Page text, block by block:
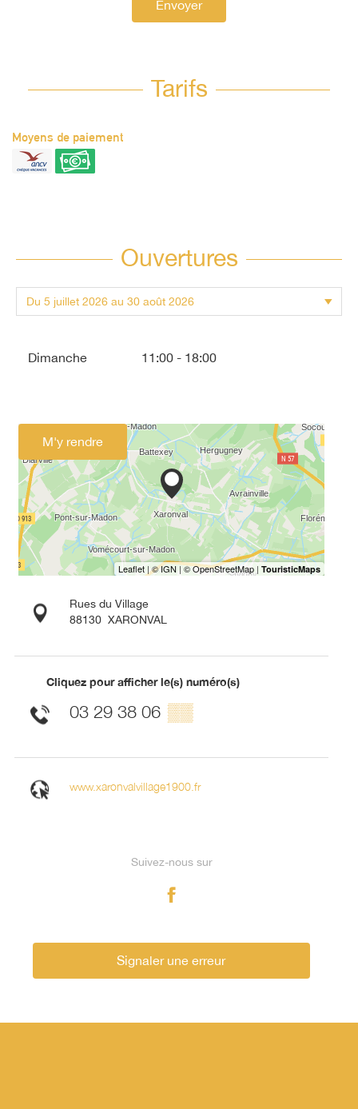
Envoyer
Tarifs
Moyens de paiement
Ouvertures
Dimanche 11:00 - 18:00
M'y rendre
Rues du Village
88130 XARONVAL
Cliquez pour afficher le(s) numéro(s)
03 29 38 06 ▒▒
www.xaronvalvillage1900.fr
Suivez-nous sur
Signaler une erreur